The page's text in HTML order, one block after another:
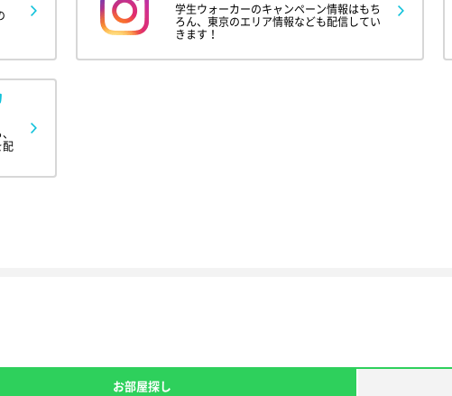
学生ウォーカーのキャンペーン情報はもち
ろん、東京のエリア情報なども配信してい
きます！
配
お部屋探し